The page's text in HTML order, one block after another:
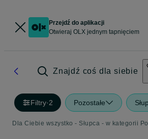
Przejdź do aplikacji
Otwieraj OLX jednym tapnięciem
Znajdź coś dla siebie
Filtry·2 Pozostałe
Dla Ciebie wszystko - Słupca - w kategorii